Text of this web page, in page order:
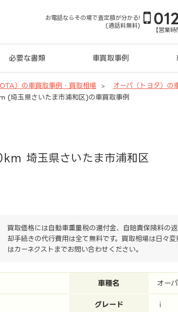
お電話ならその場で査定額が分かる!
(通話料無料)
【営業
必要な書類 車買取事例
）の車買取事例・買取相場
オーパ（トヨタ）の
(埼玉県さいたま市浦和区)の車買取事例
埼玉県さいたま市浦和区
買取価格には自動車重量税の還付金、自賠責保険料の
却手続きの代行費用は全て無料です。買取相場は日々
はカーネクストまでお問い合わせください。
車種名 オーパ
グレード ｉ